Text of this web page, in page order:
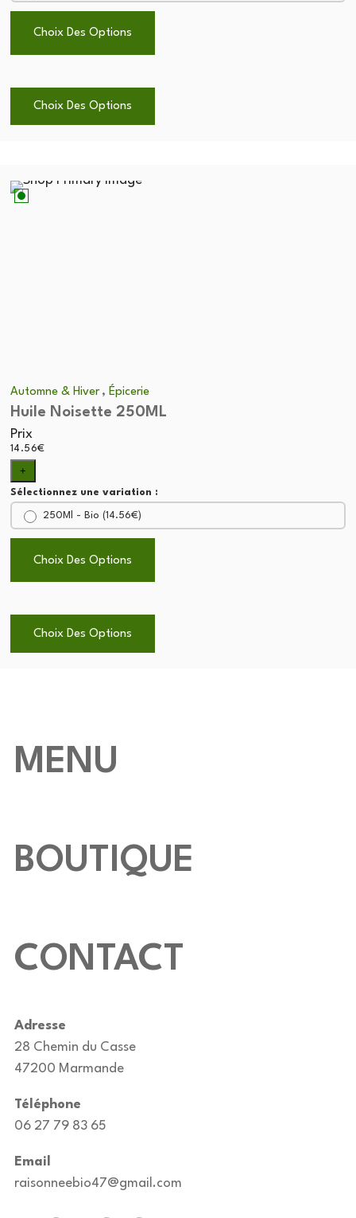
Choix Des Options
Choix Des Options
Automne & Hiver , Épicerie
Huile Noisette 250ML
Prix
14.56€
+
Sélectionnez une variation :
250Ml - Bio (14.56€)
Choix Des Options
Choix Des Options
MENU
BOUTIQUE
CONTACT
Adresse
28 Chemin du Casse
47200 Marmande
Téléphone
06 27 79 83 65
Email
raisonneebio47@gmail.com